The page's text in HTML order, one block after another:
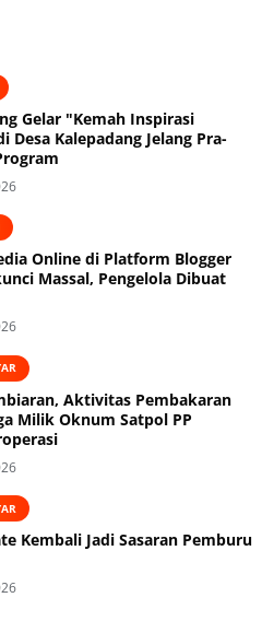
Gelar "Kemah Inspirasi
Desa Kalepadang Jelang Pra-
Online di Platform Blogger
Massal, Pengelola Dibuat
Aktivitas Pembakaran
Milik Oknum Satpol PP
Kembali Jadi Sasaran Pemburu